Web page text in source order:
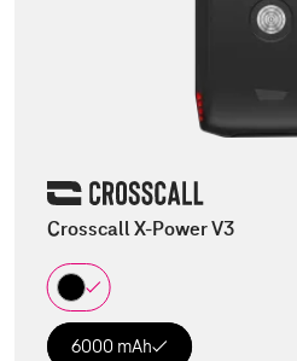
Crosscall X-Power V3
6000 mAh